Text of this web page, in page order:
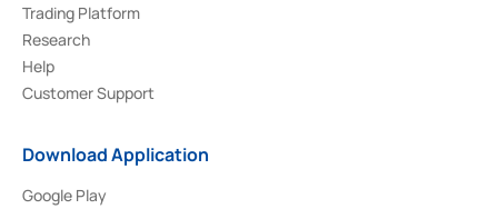
Trading Platform
Research
Help
Customer Support
Download Application
Google Play